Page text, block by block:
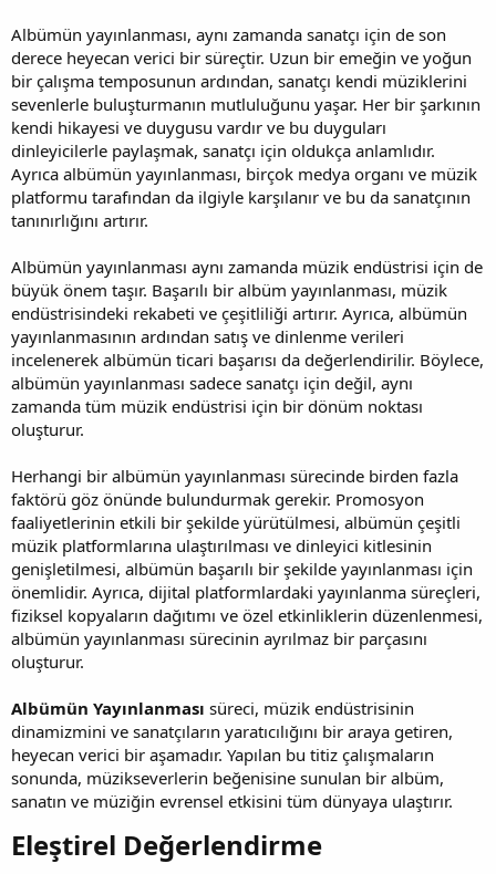
Albümün yayınlanması, aynı zamanda sanatçı için de son
derece heyecan verici bir süreçtir. Uzun bir emeğin ve yoğun
bir çalışma temposunun ardından, sanatçı kendi müziklerini
sevenlerle buluşturmanın mutluluğunu yaşar. Her bir şarkının
kendi hikayesi ve duygusu vardır ve bu duyguları
dinleyicilerle paylaşmak, sanatçı için oldukça anlamlıdır.
Ayrıca albümün yayınlanması, birçok medya organı ve müzik
platformu tarafından da ilgiyle karşılanır ve bu da sanatçının
tanınırlığını artırır.
Albümün yayınlanması aynı zamanda müzik endüstrisi için de
büyük önem taşır. Başarılı bir albüm yayınlanması, müzik
endüstrisindeki rekabeti ve çeşitliliği artırır. Ayrıca, albümün
yayınlanmasının ardından satış ve dinlenme verileri
incelenerek albümün ticari başarısı da değerlendirilir. Böylece,
albümün yayınlanması sadece sanatçı için değil, aynı
zamanda tüm müzik endüstrisi için bir dönüm noktası
oluşturur.
Herhangi bir albümün yayınlanması sürecinde birden fazla
faktörü göz önünde bulundurmak gerekir. Promosyon
faaliyetlerinin etkili bir şekilde yürütülmesi, albümün çeşitli
müzik platformlarına ulaştırılması ve dinleyici kitlesinin
genişletilmesi, albümün başarılı bir şekilde yayınlanması için
önemlidir. Ayrıca, dijital platformlardaki yayınlanma süreçleri,
fiziksel kopyaların dağıtımı ve özel etkinliklerin düzenlenmesi,
albümün yayınlanması sürecinin ayrılmaz bir parçasını
oluşturur.
Albümün Yayınlanması süreci, müzik endüstrisinin
dinamizmini ve sanatçıların yaratıcılığını bir araya getiren,
heyecan verici bir aşamadır. Yapılan bu titiz çalışmaların
sonunda, müzikseverlerin beğenisine sunulan bir albüm,
sanatın ve müziğin evrensel etkisini tüm dünyaya ulaştırır.
Eleştirel Değerlendirme​